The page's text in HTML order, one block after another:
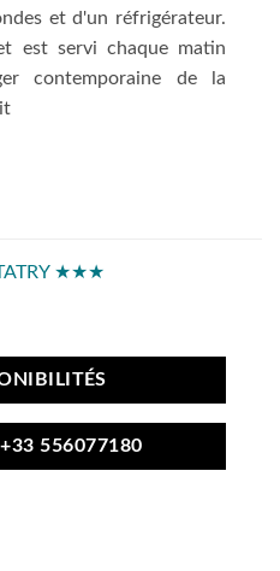
et d'un réfrigérateur.
est servi chaque matin
contemporaine de la
TATRY ★★★
+33 556077180